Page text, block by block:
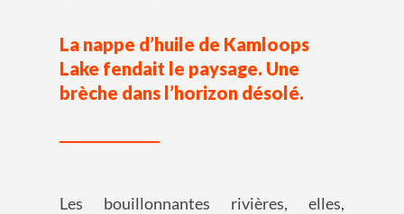
La nappe d’huile de Kamloops
Lake fendait le paysage. Une
brèche dans l’horizon désolé.
Les bouillonnantes rivières, elles,